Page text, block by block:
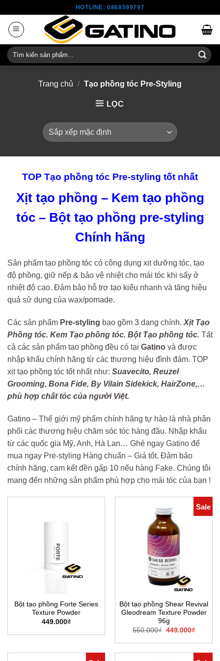
content
HOTLINE: 0868599797
Tìm
kiếm:
Trang chủ / Tạo phồng tóc Pre-Styling
LỌC
TOP Tạo phồng tóc Pre-styling tốt nhất
Xịt tạo phồng – Kem tạo phồng
tóc – Bột tạo phồng pre-styling
Chính hãng
Sản phẩm tạo phồng tóc có công dụng xịt dưỡng tóc, tạo
độ phồng, giữ nếp & bảo vệ nhiệt cho mái tóc khi sấy ở
nhiệt độ cao. Đảm bảo hỗ trợ tạo kiểu nhanh và tăng hiệu
quả sử dụng của wax/pomade.
Các sản phẩm Pre-styling bao gồm 3 dạng chính. Xịt Tạo
Phồng tóc. Kem Tạo phồng tóc. Bột Tạo phồng tóc. Tất
cả các sản phẩm tạo phồng đều có tại Gatino và được
nhập khẩu chính hãng từ các thương hiệu đình đám. TOP
xịt tạo phồng tóc tốt nhất như: Suavecito, Reuzel
Grooming, Bona Fide, By Vilain Sidekick, HairZone,…
phù hợp chất tóc của người Việt.
Gatino – Thế giới mỹ phẩm chính hãng tự hào là nhà phân
phối các thương hiệu chăm sóc tóc hàng đầu. Nhập khẩu
từ các quốc gia Mỹ, Anh, Hà Lan… Ghé ngay Gatino để
mua ngay Pre-styling Hàng chuẩn – Giá tốt. Đảm bảo
chính hãng, cam kết đền gấp 10 nếu hàng Fake. Chúng tôi
mang đến những sản phẩm phù hợp cho mái tóc của bạn !
Bột tạo phồng Forte Series
Texture Powder
449.000₫
Sale
Bột tạo phồng Shear Revival
Gleodream Texture Powder
96g
550.000₫ Giá
là:
449.000₫Giá
tại